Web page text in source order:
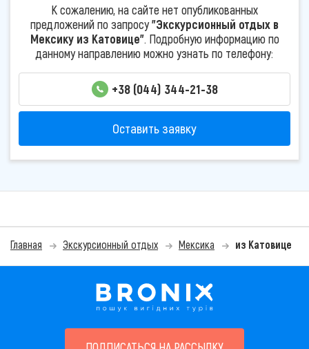
К сожалению, на сайте нет опубликованных
предложений по запросу"Экскурсионный отдых в
Мексику из Катовице". Подробную информацию по
данному направлению можно узнать по телефону:
+38 (044) 344-21-38
Оставить заявку
Главная Экскурсионный отдых Мексика из Катовице